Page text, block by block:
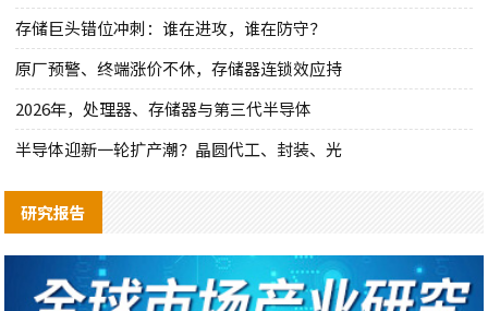
存储巨头错位冲刺：谁在进攻，谁在防守？
原厂预警、终端涨价不休，存储器连锁效应持
2026年，处理器、存储器与第三代半导体
半导体迎新一轮扩产潮？晶圆代工、封装、光
研究报告